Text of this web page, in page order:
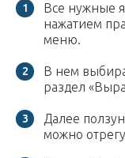
Все нужные
нажатием
меню.
В нем
раздел
Далее
можно